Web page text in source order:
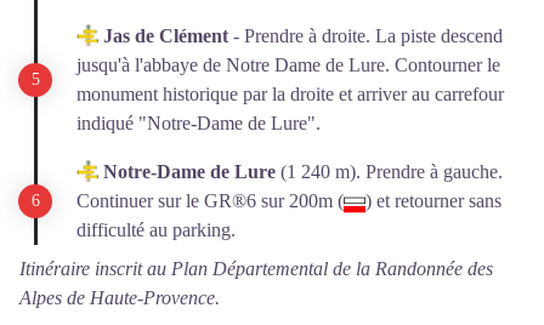
Jas de Clément - Prendre à droite. La piste descend
jusqu'à l'abbaye de Notre Dame de Lure. Contourner le
monument historique par la droite et arriver au carrefour
indiqué "Notre-Dame de Lure".
Notre-Dame de Lure (1 240 m). Prendre à gauche.
Continuer sur le GR®6 sur 200m (
) et retourner sans
difficulté au parking.
Itinéraire inscrit au Plan Départemental de la Randonnée des
Alpes de Haute-Provence.